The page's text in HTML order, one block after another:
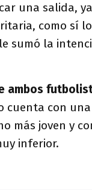
una salida,
como sí
sumó la
ambos
cuenta con
más joven y
inferior.